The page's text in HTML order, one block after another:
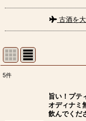
古酒を
5件
旨い！プテ
オディナミ
飲んでくだ